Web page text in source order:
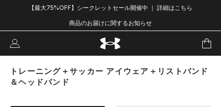
【最大75%OFF】シークレットセール開催中 ｜ 詳細はこちら
商品のお届けに関するお知らせ
トレーニング＋サッカー アイウェア＋リストバンド
＆ヘッドバンド